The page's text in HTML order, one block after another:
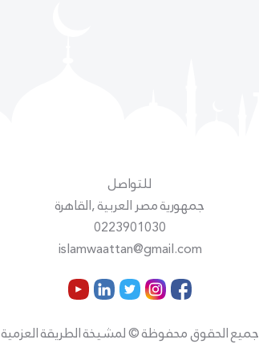
للتواصل
جمهورية مصر العربية ,القاهرة
0223901030
islamwaattan@gmail.com
جميع الحقوق محفوظة © لمشيخة الطريقة العزمية